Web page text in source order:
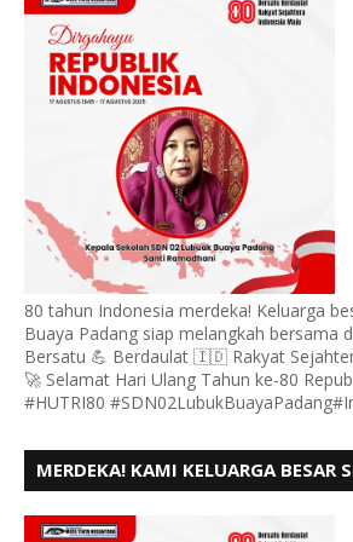
HUT RI KE - 80,
80 tahun Indonesia merdeka! Keluarga
Buaya Padang siap melangkah bersama
Bersatu 💪 Berdaulat 🇮🇩 Rakyat
🚀 Selamat Hari Ulang Tahun ke-80
#HUTRI80
MERDEKA! KAMI KELUARGA BESAR